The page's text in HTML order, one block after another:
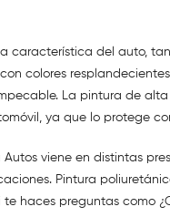
característica del auto,
colores
La pintura de
ya que lo protege
Autos viene en distintas
Pintura
te haces preguntas como